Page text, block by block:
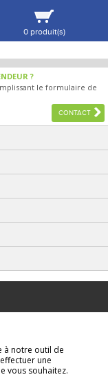
?
le formulaire de
CONTACT
0 produit(s)
VOIR MA SÉLECTION
à notre outil de
une
vous souhaitez.